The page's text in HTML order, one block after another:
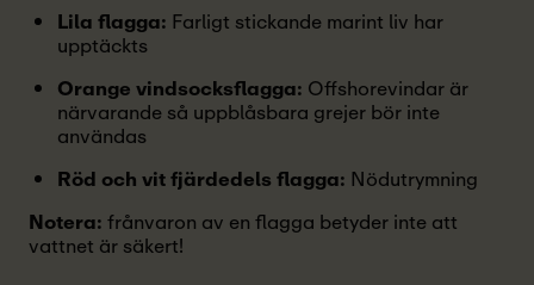
Lila flagga: Farligt stickande marint liv har
upptäckts
Orange vindsocksflagga: Offshorevindar är
närvarande så uppblåsbara grejer bör inte
användas
Röd och vit fjärdedels flagga: Nödutrymning
Notera:frånvaron av en flagga betyder inte att
vattnet är säkert!